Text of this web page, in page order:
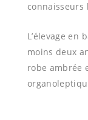
connaisseurs
L’élevage en
moins deux
robe ambrée